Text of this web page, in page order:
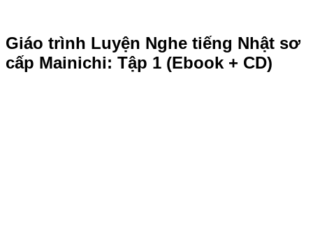
Giáo trình Luyện Nghe tiếng Nhật sơ
cấp Mainichi: Tập 1 (Ebook + CD)